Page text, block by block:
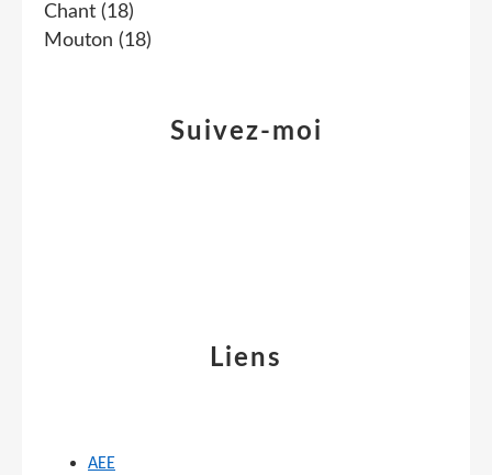
Chant (18)
Mouton (18)
Suivez-moi
Liens
AEE